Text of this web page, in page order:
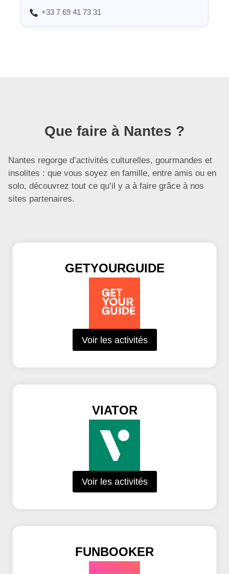
+33 7 69 41 73 31
Que faire à Nantes ?
Nantes regorge d’activités culturelles, gourmandes et
insolites : que vous soyez en famille, entre amis ou en
solo, découvrez tout ce qu’il y a à faire grâce à nos
sites partenaires.
GETYOURGUIDE
Voir les activités
VIATOR
Voir les activités
FUNBOOKER